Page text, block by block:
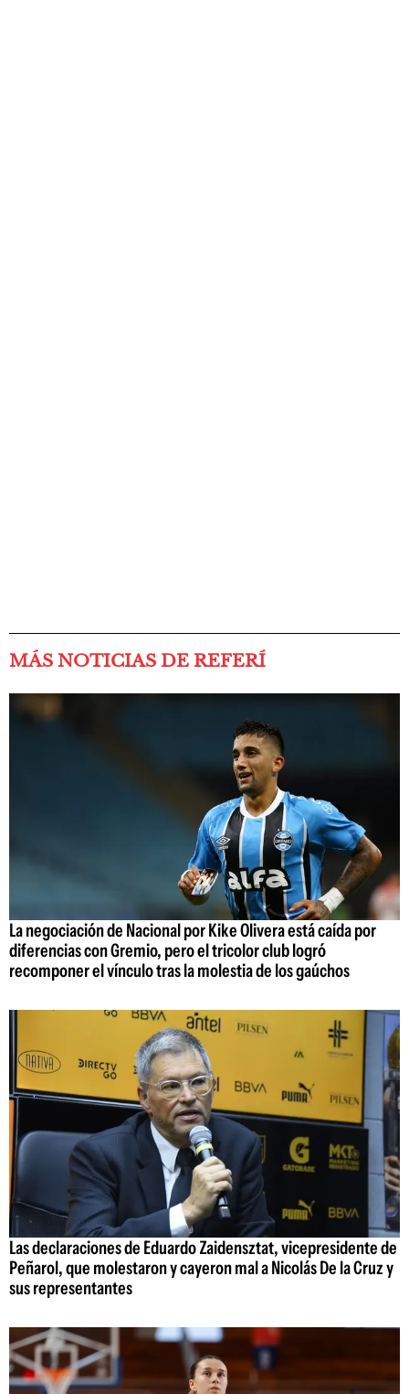
MÁS NOTICIAS DE REFERÍ
La negociación de Nacional por Kike Olivera está caída por
diferencias con Gremio, pero el tricolor club logró
recomponer el vínculo tras la molestia de los gaúchos
Las declaraciones de Eduardo Zaidensztat, vicepresidente de
Peñarol, que molestaron y cayeron mal a Nicolás De la Cruz y
sus representantes